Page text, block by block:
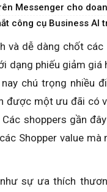
Messenger cho
công cụ Business AI
và dễ dàng chốt
phiếu giảm giá
chú trọng nhiều
được một ưu đãi có
shoppers gần
Shopper value
sự ưa thích